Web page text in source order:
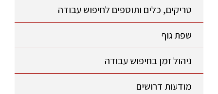
טריקים, כלים ותוספים לחיפוש עבודה
שפת גוף
ניהול זמן בחיפוש עבודה
מודעות דרושים